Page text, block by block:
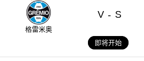
格雷米奥
V - S
即将开始